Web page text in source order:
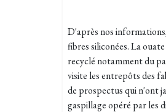
D'après nos
fibres siliconées. La
recyclé notamment du
visite les entrepôts des
de prospectus qui n'ont
gaspillage opéré par les